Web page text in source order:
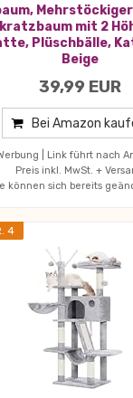
mit 2
Plüschbälle,
Beige
39,99 EUR
Bei Amazon
| Link führt nach
Preis inkl. MwSt. +
können sich bereits
4